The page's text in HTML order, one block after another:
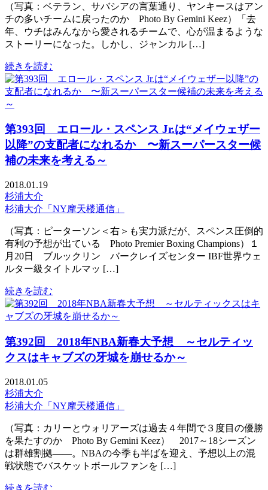
（写真：ベテラン、サバシアの言葉通り、ヤンキースはアン
チの多いチームに戻ったのか Photo By Gemini Keez）「去
年、ウチはみんなから愛されるチームで、心が温まるような
ストーリーになった。しかし、ジャンカル […]
続きを読む
第393回 エロール・スペンス Jr.は“メイウェザー
以降”の支配者になれるか 〜新スーパースター候
補の未来を考える～
2018.01.19
杉浦大介
杉浦大介「NY摩天楼通信」
（写真：ピーターソン＜右＞も実力派だが、スペンス圧倒的
有利の予想が出ている Photo Premier Boxing Champions）１
月20日 ブルックリン バークレイズセンター IBF世界ウェ
ルター級タイトルマッ […]
続きを読む
第392回 2018年NBA新春大予想 ～セルティッ
クスはキャブズの牙城を崩せるか～
2018.01.05
杉浦大介
杉浦大介「NY摩天楼通信」
（写真：カリーとウォリアーズは過去４年間で３度目の優勝
を果たすのか Photo By Gemini Keez） 2017～18シーズン
は群雄割拠——。NBAの今季も半ばを迎え、予想以上の混
戦状態でバスケットボールファンを […]
続きを読む